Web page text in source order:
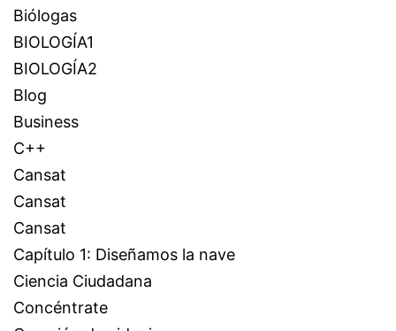
Biólogas
BIOLOGÍA1
BIOLOGÍA2
Blog
Business
C++
Cansat
Cansat
Cansat
Capítulo 1: Diseñamos la nave
Ciencia Ciudadana
Concéntrate